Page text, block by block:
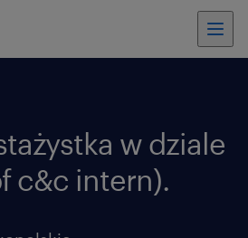
w dziale
c&c intern).